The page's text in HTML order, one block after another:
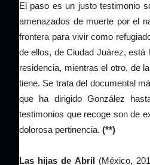
El paso es un justo testimonio
amenazados de muerte por el
frontera para vivir como
de ellos, de Ciudad Juárez, está
residencia, mientras el otro, de
tiene. Se trata del documental
que ha dirigido González
testimonios que recoge son de
dolorosa pertinencia. (**)
Las hijas de Abril (México,